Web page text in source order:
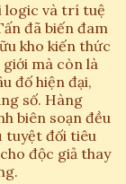
logic và trí tuệ
đã biến đam
kho kiến thức
giới mà còn là
đố hiện đại,
số. Hàng
biên soạn đều
tuyệt đối tiêu
độc giả thay